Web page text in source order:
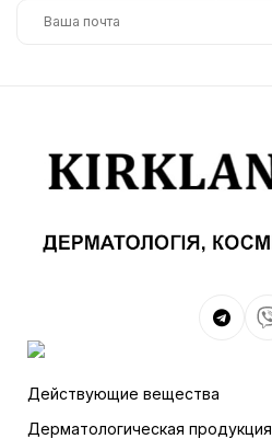
Действующие вещества
Дерматологическая продукция